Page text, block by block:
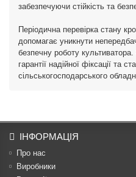
забезпечуючи стійкість та
Періодична перевірка стану
допомагає уникнути
безпечну роботу
гарантії надійної фіксації та
сільськогосподарського
ІНФОРМАЦІЯ
Про нас
Виробники